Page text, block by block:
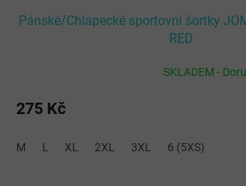
Pánské/Chlapecké sportovní šortky
RED
SKLADEM -
275 Kč
M L XL 2XL 3XL 6 (5XS)